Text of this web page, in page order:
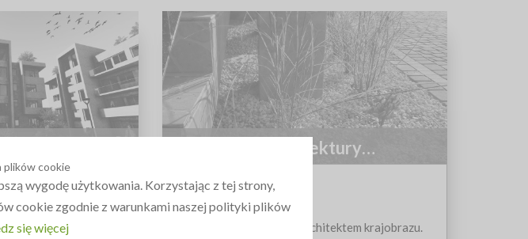
krajobrazu,
Pracownia Architektury
Z wykształcenia jestem architektem krajobrazu.
plików cookie
wygodę użytkowania. Korzystając z tej strony,
cookie zgodnie z warunkami naszej polityki plików
się więcej